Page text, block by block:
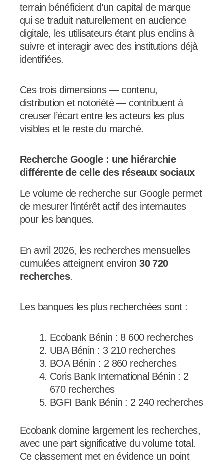
terrain bénéficient d’un capital de marque
qui se traduit naturellement en audience
digitale, les utilisateurs étant plus enclins à
suivre et interagir avec des institutions déjà
identifiées.
Ces trois dimensions — contenu,
distribution et notoriété — contribuent à
creuser l’écart entre les acteurs les plus
visibles et le reste du marché.
Recherche Google : une hiérarchie
différente de celle des réseaux sociaux
Le volume de recherche sur Google permet
de mesurer l’intérêt actif des internautes
pour les banques.
En avril 2026, les recherches mensuelles
cumulées atteignent environ30 720
recherches.
Les banques les plus recherchées sont :
Ecobank Bénin : 8 600 recherches
UBA Bénin : 3 210 recherches
BOA Bénin : 2 860 recherches
Coris Bank International Bénin : 2
670 recherches
BGFI Bank Bénin : 2 240 recherches
Ecobank domine largement les recherches,
avec une part significative du volume total.
Ce classement met en évidence un point